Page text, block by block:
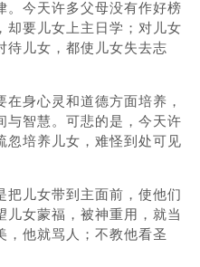
。今天许多父母没有作好榜
却要儿女上主日学；对儿女
待儿女，都使儿女失去志
身心灵和道德方面培养，
与智慧。可悲的是，今天许
忽培养儿女，难怪到处可见
把儿女带到主面前，使他们
儿女蒙福，被神重用，就当
，他就骂人；不教他看圣